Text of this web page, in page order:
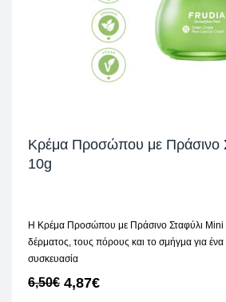
Κρέμα Προσώπου με Πράσινο
10g
Η Κρέμα Προσώπου με Πράσινο Σταφύλι Mini
δέρματος, τους πόρους και το σμήγμα για
συσκευασία
6,50€ 4,87€